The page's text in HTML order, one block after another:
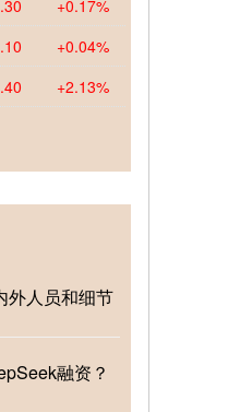
+0.17%
+0.04%
+2.13%
外人员和细节
融资？